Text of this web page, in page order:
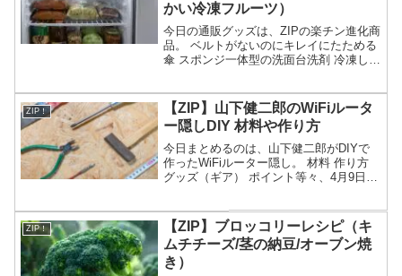
かい冷凍フルーツ）
今日の通販グッズは、ZIPの楽チン進化商
品。 ベルトがないのにキレイにたためる
傘 スポンジ一体型の洗面台洗剤 冷凍して
楽チン進化商品についてです。（画像は
イメー...
ZIP！
【ZIP】山下健二郎のWiFiルータ
ー隠しDIY 材料や作り方
今日まとめるのは、山下健二郎がDIYで
作ったWiFiルーター隠し。 材料 作り方
グッズ（ギア） ポイント等々、4月9日の
す）ZIP 山下健二郎のWiFiルー...
ZIP！
【ZIP】ブロッコリーレシピ（キ
ムチチーズ/茎の納豆/オーブン焼
き）